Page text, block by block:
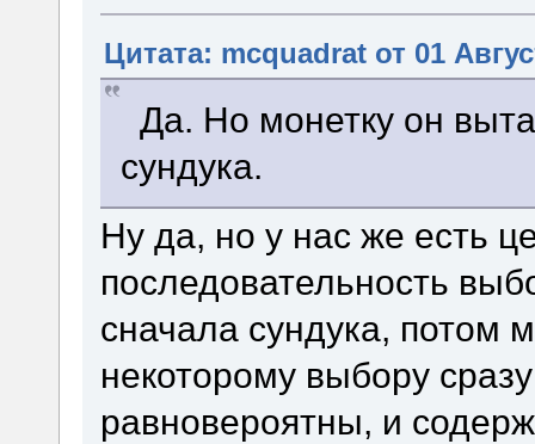
Цитата: mcquadrat от 01
Да. Но монетку он
сундука.
Ну да, но у нас же есть
последовательность
сначала сундука, потом
некоторому выбору
равновероятны, и